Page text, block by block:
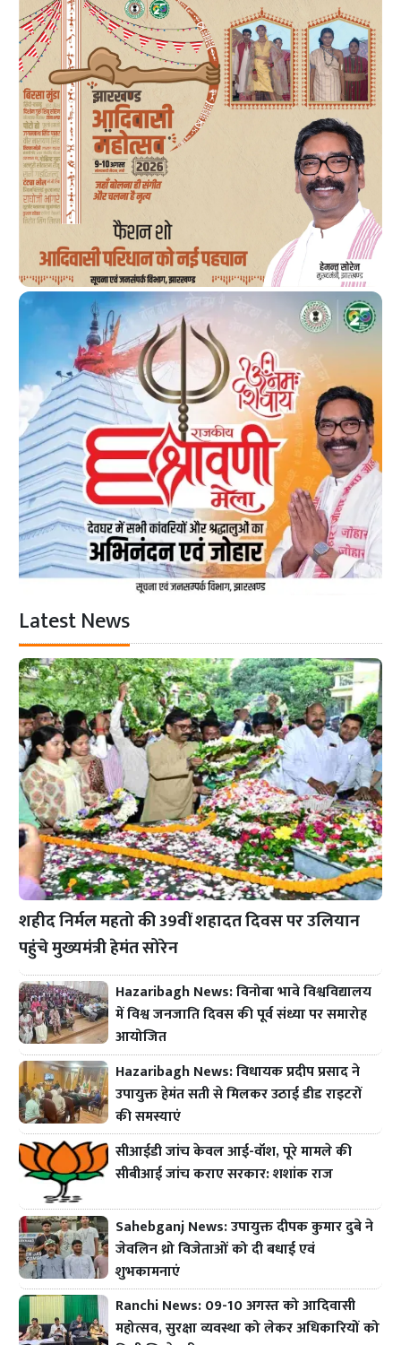
Latest News
शहीद निर्मल महतो की 39वीं शहादत दिवस पर उलियान
पहुंचे मुख्यमंत्री हेमंत सोरेन
Hazaribagh News: विनोबा भावे विश्वविद्यालय
में विश्व जनजाति दिवस की पूर्व संध्या पर समारोह
आयोजित
Hazaribagh News: विधायक प्रदीप प्रसाद ने
उपायुक्त हेमंत सती से मिलकर उठाई डीड राइटरों
की समस्याएं
सीआईडी जांच केवल आई-वॉश, पूरे मामले की
सीबीआई जांच कराए सरकार: शशांक राज
Sahebganj News: उपायुक्त दीपक कुमार दुबे ने
जेवलिन थ्रो विजेताओं को दी बधाई एवं
शुभकामनाएं
Ranchi News: 09-10 अगस्त को आदिवासी
महोत्सव, सुरक्षा व्यवस्था को लेकर अधिकारियों को